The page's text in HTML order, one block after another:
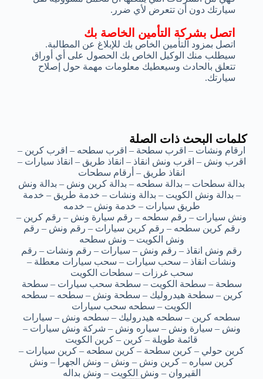
اتصل بشركة التأمين الخاصة بك
اتصل بمزود التأمين الخاص بك للإبلاغ عن المطالبة.
سيطلب منك الوكيل الخاص بك الحصول على أي أوراق
تتعلق بالحادث وسيعطيك معلومات مهمة حول إصلاح
سيارتك.
سيارتك دون أن تتعرض لأي ضرر.
كلمات البحث ذات الصلة
ارقام ونشات – اقرب سطحة – اقرب سطحه – اقرب كرين –
اقرب ونش – اقرب ونش انقاذ – انقاذ طريق – انقاذ سيارات –
انقاذ طريق – أرقام سطحات
بدالة سطحات – بدالة سطحه – بدالة كرين ونش – بدالة ونش
– بدالة ونش الكويت – بدالة ونشات – خدمة طريق – خدمة
طريق سيارات – خدمة ونش – خدمه
ونش سيارات – رقم سطحه – رقم سيارة ونش – رقم كرين –
رقم كرين سطحه – رقم كرين سيارات – رقم ونش – رقم
ونش الكويت – ونش سطحه
رقم ونش انقاذ – رقم ونش – سيارات – رقم ونشات – رقم
ونشات انقاذ – سحب سيارات – سحب سيارات معطلة –
سحب غرزات – سطحات الكويت
سطحة – سطحة الكويت – سطحة سحب سيارات – سطحة
كرين – سطحة هيدروليك – سطحة ونش – سطحه – سطحه
الكويت – سطحه سحب سيارات
سطحه كرين – سطحه هيدروليك – سطحه ونش – سيارات
ونش – سيارة ونش – سياره ونش – شركة ونش سيارات –
قائمة طويلة – كرين – كرين الكويت
كرين حولي – كرين سطحة – كرين سطحه – كرين سيارات –
كرين سياره – كرين ونش – ونش – ونش الجهرا – ونش
القيروان – ونش الكويت – ونش بداله